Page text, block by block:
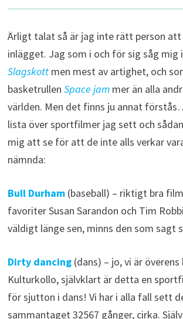
Ärligt talat så är jag inte rätt person
inlägget. Jag som i och för sig såg mig
Slagskottmen mest av artighet, och
basketrullen Space jammer än alla
världen. Men det finns ju annat
lista över sportfilmer jag sett och
mig att se för att de inte alls verkar
nämnda:
Bull Durham(baseball) – riktigt bra
favoriter Susan Sarandon och Tim
väldigt länge sen, minns den som sagt
Dirty dancing(dans) – jo, vi är överens
Kulturkollo, självklart är detta en
för sjutton i dans! Vi har i alla fall sett
sammantaget 32567 gånger, cirka.